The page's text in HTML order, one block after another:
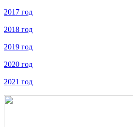
2017 год
2018 год
2019 год
2020 год
2021 год